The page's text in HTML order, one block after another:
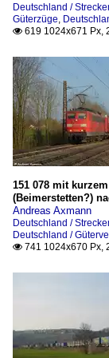
Deutschland /
Güterzüge,
 619 1024x671 Px,
151 078 mit
(Beimerstetten?)
Andreas Axmann
Deutschland /
Deutschland /
 741 1024x670 Px,